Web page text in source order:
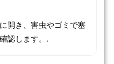
開き、害虫やゴミで塞
認します。.